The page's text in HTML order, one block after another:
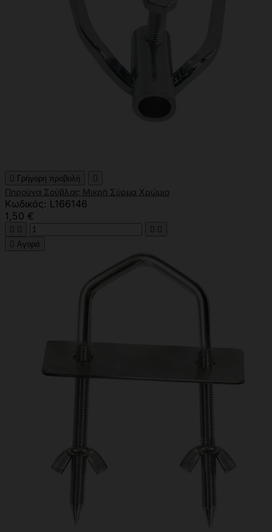
 Γρήγορη προβολή 
Πηρούνα Σούβλας Μικρή Σύρμα Χρώμιο
Κωδικός: L166146
1,50 €
   
 Αγορά